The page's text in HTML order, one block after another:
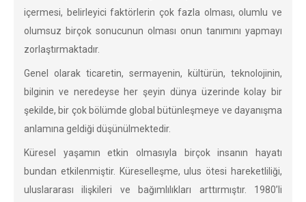
içermesi, belirleyici faktörlerin çok fazla olması, olumlu ve
olumsuz birçok sonucunun olması onun tanımını yapmayı
zorlaştırmaktadır.
Genel olarak ticaretin, sermayenin, kültürün, teknolojinin,
bilginin ve neredeyse her şeyin dünya üzerinde kolay bir
şekilde, bir çok bölümde global bütünleşmeye ve dayanışma
anlamına geldiği düşünülmektedir.
Küresel yaşamın etkin olmasıyla birçok insanın hayatı
bundan etkilenmiştir. Küreselleşme, ulus ötesi hareketliliği,
uluslararası ilişkileri ve bağımlılıkları arttırmıştır. 1980’li